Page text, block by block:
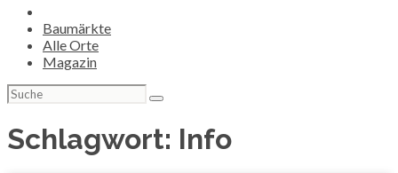
Baumärkte
Alle Orte
Magazin
Suchen
nach:
Schlagwort: Info